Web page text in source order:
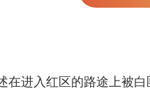
在进入红区的路途上被